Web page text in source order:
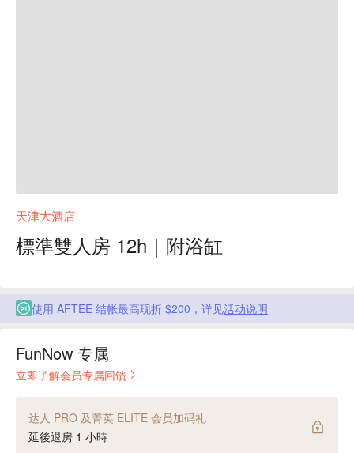
天津大酒店
標準雙人房 12h｜附浴缸
使用 AFTEE 结帐最高现折 $200，详见活动说明
FunNow 专属
立即了解会员专属回馈
达人 PRO 及菁英 ELITE 会员加码礼
延後退房 1 小時